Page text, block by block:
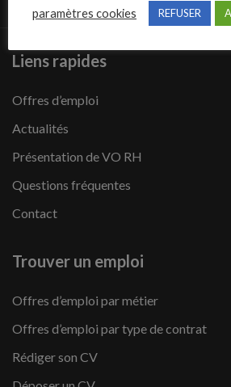
Liens rapides
Offres d’emploi
Actualités
Présentation de VO RH
Questions fréquentes
Contact
Trouver un emploi
Offres d’emploi par métier
Offres d’emploi par type de contrat
Rédiger son CV
paramètres cookies REFUSER